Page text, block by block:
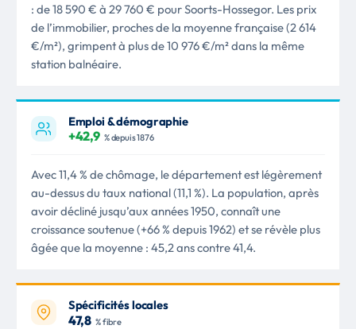
: de 18 590 € à 29 760 € pour Soorts-Hossegor. Les prix
de l’immobilier, proches de la moyenne française (2 614
€/m²), grimpent à plus de 10 976 €/m² dans la même
station balnéaire.
Emploi & démographie
+42,9 % depuis 1876
Avec 11,4 % de chômage, le département est légèrement
au-dessus du taux national (11,1 %). La population, après
avoir décliné jusqu’aux années 1950, connaît une
croissance soutenue (+66 % depuis 1962) et se révèle plus
âgée que la moyenne : 45,2 ans contre 41,4.
Spécificités locales
47,8 % fibre